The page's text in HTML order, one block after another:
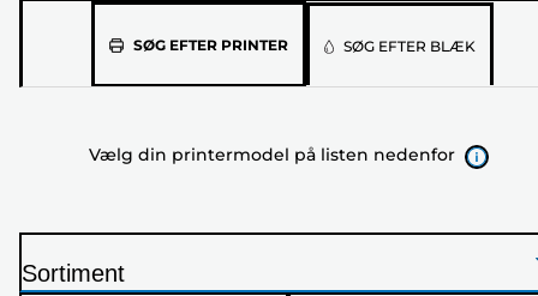
SØG EFTER PRINTERVælg
listen
SØG EFTER BLÆK
Vælg din printermodel på listen nedenfor
Sortiment